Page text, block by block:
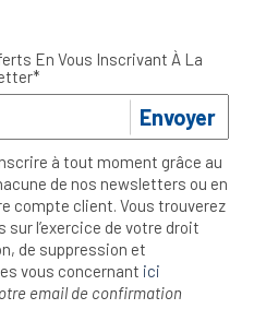
En Vous Inscrivant À La
Envoyer
à tout moment grâce au
de nos newsletters ou en
compte client. Vous trouverez
l’exercice de votre droit
de suppression et
vous concernant ici
email de confirmation